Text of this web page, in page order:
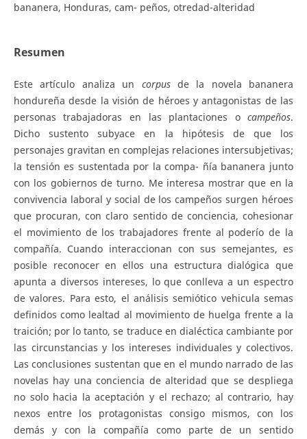
bananera, Honduras, cam- peños, otredad-alteridad
Resumen
Este artículo analiza un corpus de la novela bananera
hondureña desde la visión de héroes y antagonistas de las
personas trabajadoras en las plantaciones ocampeños.
Dicho sustento subyace en la hipótesis de que los
personajes gravitan en complejas relaciones intersubjetivas;
la tensión es sustentada por la compa- ñía bananera junto
con los gobiernos de turno. Me interesa mostrar que en la
convivencia laboral y social de los campeños surgen héroes
que procuran, con claro sentido de conciencia, cohesionar
el movimiento de los trabajadores frente al poderío de la
compañía. Cuando interaccionan con sus semejantes, es
posible reconocer en ellos una estructura dialógica que
apunta a diversos intereses, lo que conlleva a un espectro
de valores. Para esto, el análisis semiótico vehicula semas
definidos como lealtad al movimiento de huelga frente a la
traición; por lo tanto, se traduce en dialéctica cambiante por
las circunstancias y los intereses individuales y colectivos.
Las conclusiones sustentan que en el mundo narrado de las
novelas hay una conciencia de alteridad que se despliega
no solo hacia la aceptación y el rechazo; al contrario, hay
nexos entre los protagonistas consigo mismos, con los
demás y con la compañía como parte de un sentido